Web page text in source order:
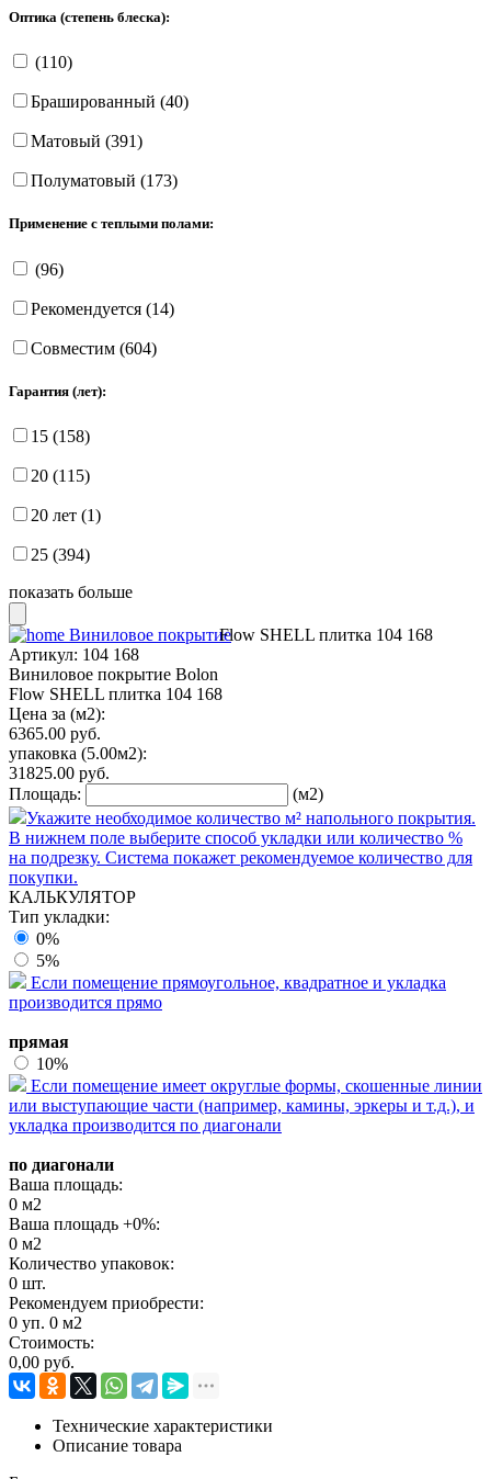
Оптика (степень блеска):
(110)
Брашированный (40)
Матовый (391)
Полуматовый (173)
Применение с теплыми полами:
(96)
Рекомендуется (14)
Совместим (604)
Гарантия (лет):
15 (158)
20 (115)
20 лет (1)
25 (394)
показать больше
Виниловое покрытиеFlow SHELL плитка 104 168
Артикул: 104 168
Виниловое покрытие Bolon
Flow SHELL плитка 104 168
Цена за (м2):
6365.00 руб.
упаковка (5.00м2):
31825.00 руб.
Площадь:
(м2)
Укажите необходимое количество м² напольного покрытия.
В нижнем поле выберите способ укладки или количество %
на подрезку. Система покажет рекомендуемое количество для
покупки.
КАЛЬКУЛЯТОР
Тип укладки:
0%
5%
Если помещение прямоугольное, квадратное и укладка
производится прямо
прямая
10%
Если помещение имеет округлые формы, скошенные линии
или выступающие части (например, камины, эркеры и т.д.), и
укладка производится по диагонали
по диагонали
Ваша площадь:
0 м2
Ваша площадь +0%:
0 м2
Количество упаковок:
0 шт.
Рекомендуем приобрести:
0 уп. 0 м2
Стоимость:
0,00 руб.
Технические характеристики
Описание товара